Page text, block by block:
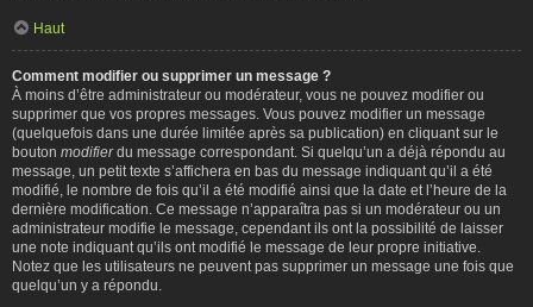
Haut
Comment modifier ou supprimer un message ?
À moins d’être administrateur ou modérateur, vous ne pouvez modifier ou
supprimer que vos propres messages. Vous pouvez modifier un message
(quelquefois dans une durée limitée après sa publication) en cliquant sur le
bouton modifierdu message correspondant. Si quelqu’un a déjà répondu au
message, un petit texte s’affichera en bas du message indiquant qu’il a été
modifié, le nombre de fois qu’il a été modifié ainsi que la date et l’heure de la
dernière modification. Ce message n’apparaîtra pas si un modérateur ou un
administrateur modifie le message, cependant ils ont la possibilité de laisser
une note indiquant qu’ils ont modifié le message de leur propre initiative.
Notez que les utilisateurs ne peuvent pas supprimer un message une fois que
quelqu’un y a répondu.